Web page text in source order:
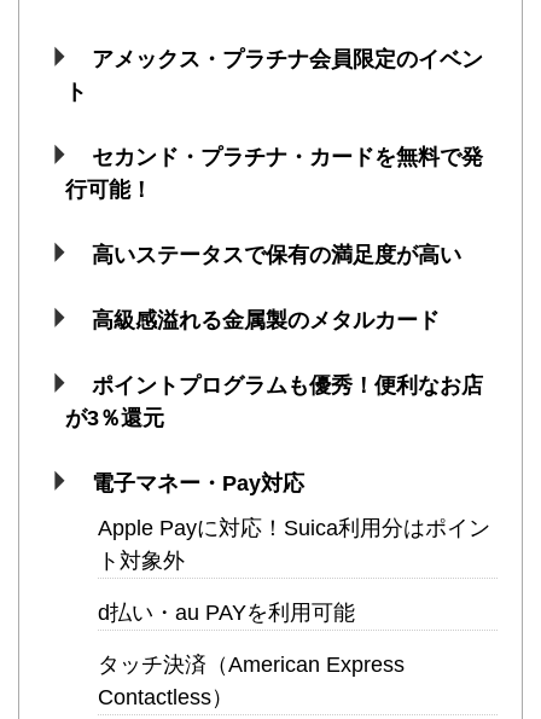
アメックス・プラチナ会員限定のイベン
ト
セカンド・プラチナ・カードを無料で発
行可能！
高いステータスで保有の満足度が高い
高級感溢れる金属製のメタルカード
ポイントプログラムも優秀！便利なお店
が3％還元
電子マネー・Pay対応
Apple Payに対応！Suica利用分はポイン
ト対象外
d払い・au PAYを利用可能
タッチ決済（American Express
Contactless）